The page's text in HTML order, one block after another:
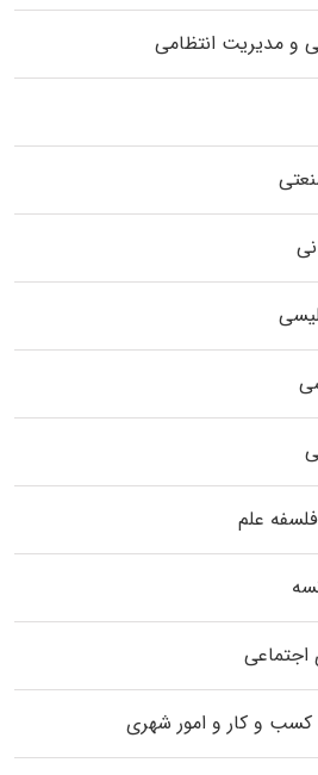
و مدیریت انتظامی
علم
اجتماعی
و کار و امور شهری